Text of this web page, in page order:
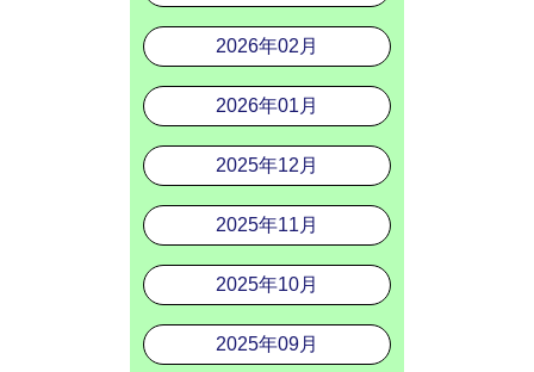
2026年02月
2026年01月
2025年12月
2025年11月
2025年10月
2025年09月